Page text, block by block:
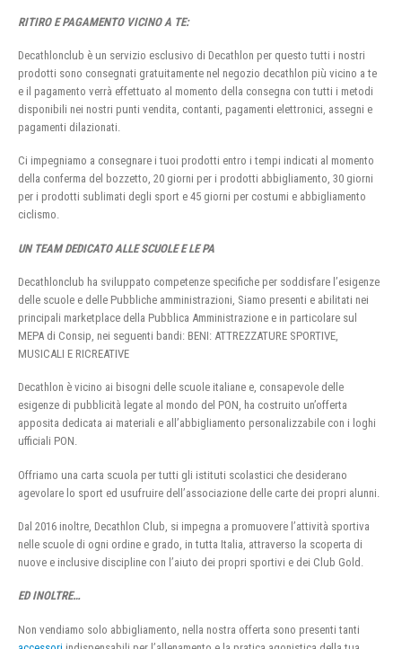
RITIRO E PAGAMENTO VICINO A TE:
Decathlonclub è un servizio esclusivo di Decathlon per questo tutti i nostri
prodotti sono consegnati gratuitamente nel negozio decathlon più vicino a te
e il pagamento verrà effettuato al momento della consegna con tutti i metodi
disponibili nei nostri punti vendita, contanti, pagamenti elettronici, assegni e
pagamenti dilazionati.
Ci impegniamo a consegnare i tuoi prodotti entro i tempi indicati al momento
della conferma del bozzetto, 20 giorni per i prodotti abbigliamento, 30 giorni
per i prodotti sublimati degli sport e 45 giorni per costumi e abbigliamento
ciclismo.
UN TEAM DEDICATO ALLE SCUOLE E LE PA
Decathlonclub ha sviluppato competenze specifiche per soddisfare l’esigenze
delle scuole e delle Pubbliche amministrazioni, Siamo presenti e abilitati nei
principali marketplace della Pubblica Amministrazione e in particolare sul
MEPA di Consip, nei seguenti bandi: BENI: ATTREZZATURE SPORTIVE,
MUSICALI E RICREATIVE
Decathlon è vicino ai bisogni delle scuole italiane e, consapevole delle
esigenze di pubblicità legate al mondo del PON, ha costruito un’offerta
apposita dedicata ai materiali e all’abbigliamento personalizzabile con i loghi
ufficiali PON.
Offriamo una carta scuola per tutti gli istituti scolastici che desiderano
agevolare lo sport ed usufruire dell’associazione delle carte dei propri alunni.
Dal 2016 inoltre, Decathlon Club, si impegna a promuovere l’attività sportiva
nelle scuole di ogni ordine e grado, in tutta Italia, attraverso la scoperta di
nuove e inclusive discipline con l’aiuto dei propri sportivi e dei Club Gold.
ED INOLTRE…
Non vendiamo solo abbigliamento, nella nostra offerta sono presenti tanti